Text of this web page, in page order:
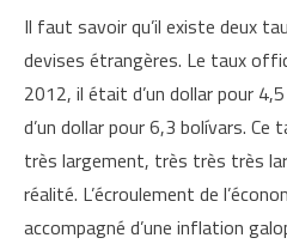
Il faut savoir qu’il existe deux
devises étrangères. Le taux
2012, il était d’un dollar pour
d’un dollar pour 6,3 bolívars.
très largement, très très très
réalité. L’écroulement de
accompagné d’une inflation